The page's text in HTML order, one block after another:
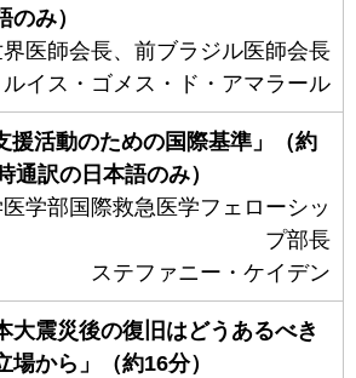
み）
医師会長、前ブラジル医師会長
イス・ゴメス・ド・アマラール
活動のための国際基準」（約
通訳の日本語のみ）
学部国際救急医学フェローシッ
プ部長
ステファニー・ケイデン
震災後の復旧はどうあるべき
から」（約16分）